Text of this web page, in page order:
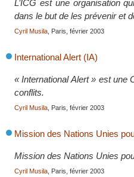
L’ICG est une organisation
dans le but de les prévenir et
Cyril Musila , Paris, février 2003
International Alert (IA)
« International Alert » est une
conflits.
Cyril Musila , Paris, février 2003
Mission des Nations Unies
Mission des Nations Unies
Cyril Musila , Paris, février 2003